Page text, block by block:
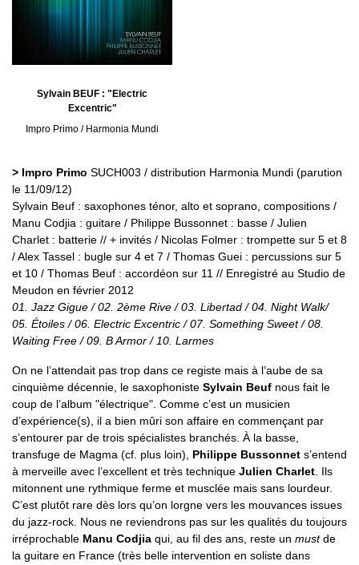
Sylvain BEUF : "Electric
Excentric"
Impro Primo / Harmonia Mundi
> Impro Primo SUCH003 / distribution Harmonia Mundi (parution
le 11/09/12)
Sylvain Beuf : saxophones ténor, alto et soprano, compositions /
Manu Codjia : guitare / Philippe Bussonnet : basse / Julien
Charlet : batterie // + invités / Nicolas Folmer : trompette sur 5 et 8
/ Alex Tassel : bugle sur 4 et 7 / Thomas Guei : percussions sur 5
et 10 / Thomas Beuf : accordéon sur 11 // Enregistré au Studio de
Meudon en février 2012
01. Jazz Gigue / 02. 2ème Rive / 03. Libertad / 04. Night Walk/
05. Étoiles / 06. Electric Excentric / 07. Something Sweet / 08.
Waiting Free / 09. B Armor / 10. Larmes
On ne l’attendait pas trop dans ce registe mais à l’aube de sa
cinquième décennie, le saxophoniste Sylvain Beuf nous fait le
coup de l’album "électrique". Comme c’est un musicien
d’expérience(s), il a bien mûri son affaire en commençant par
s’entourer par de trois spécialistes branchés. À la basse,
transfuge de Magma (cf. plus loin), Philippe Bussonnet s’entend
à merveille avec l’excellent et très technique Julien Charlet . Ils
mitonnent une rythmique ferme et musclée mais sans lourdeur.
C’est plutôt rare dès lors qu’on lorgne vers les mouvances issues
du jazz-rock. Nous ne reviendrons pas sur les qualités du toujours
irréprochable Manu Codjia qui, au fil des ans, reste un mustde
la guitare en France (très belle intervention en soliste dans